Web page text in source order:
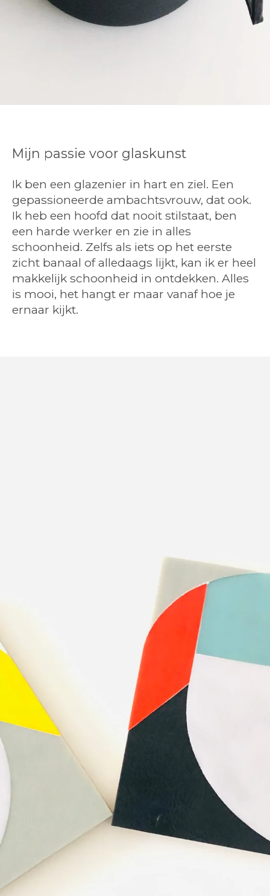
Mijn passie voor glaskunst
Ik ben een glazenier in hart en ziel. Een
gepassioneerde ambachtsvrouw, dat ook.
Ik heb een hoofd dat nooit stilstaat, ben
een harde werker en zie in alles
schoonheid. Zelfs als iets op het eerste
zicht banaal of alledaags lijkt, kan ik er heel
makkelijk schoonheid in ontdekken. Alles
is mooi, het hangt er maar vanaf hoe je
ernaar kijkt.